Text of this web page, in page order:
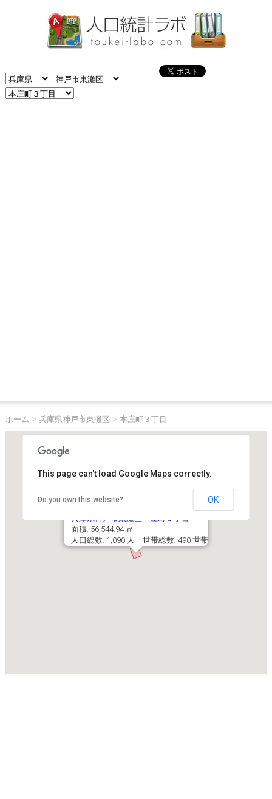
ホーム > 兵庫県神戸市東灘区 > 本庄町３丁目
兵庫県神戸市東灘区本庄町３丁目
面積: 56,544.94 ㎡
人口総数: 1,090 人 世帯総数: 490 世帯
This page can't load Google Maps correctly.
Do you own this website? OK